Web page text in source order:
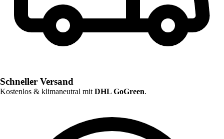
Schneller Versand
Kostenlos & klimaneutral mit DHL GoGreen.